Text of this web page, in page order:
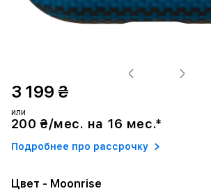
3 199 ₴
или
200 ₴/мес. на 16 мес.*
Подробнее про рассрочку
Цвет - Moonrise